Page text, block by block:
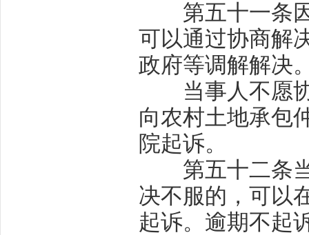
第五十一条
可以通过协商解
政府等调解解决
当事人不愿协
向农村土地承包
院起诉。
第五十二条
决不服的，可以
起诉。逾期不起